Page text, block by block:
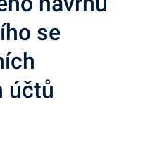
se
účtů